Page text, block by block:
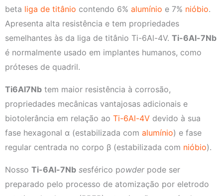
beta liga de titânio contendo 6% alumínio e 7% nióbio.
Apresenta alta resistência e tem propriedades
semelhantes às da liga de titânio Ti-6Al-4V. Ti-6Al-7Nb
é normalmente usado em implantes humanos, como
próteses de quadril.
Ti6Al7Nb tem maior resistência à corrosão,
propriedades mecânicas vantajosas adicionais e
biotolerância em relação ao Ti-6Al-4V devido à sua
fase hexagonal α (estabilizada com alumínio) e fase
regular centrada no corpo β (estabilizada com nióbio).
Nosso Ti-6Al-7Nb sesférico powderpode ser
preparado pelo processo de atomização por eletrodo